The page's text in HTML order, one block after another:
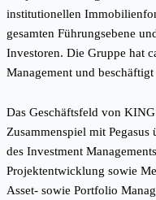
institutionellen
gesamten Führungsebene
Investoren. Die Gruppe hat
Management und
Das Geschäftsfeld von
Zusammenspiel mit Pegasus
des Investment
Projektentwicklung sowie
Asset- sowie Portfolio